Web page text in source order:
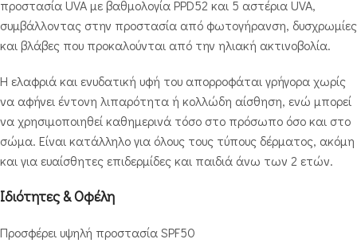
προστασία UVA με βαθμολογία PPD52 και 5 αστέρια UVA,
συμβάλλοντας στην προστασία από φωτογήρανση, δυσχρωμίες
και βλάβες που προκαλούνται από την ηλιακή ακτινοβολία.
Η ελαφριά και ενυδατική υφή του απορροφάται γρήγορα χωρίς
να αφήνει έντονη λιπαρότητα ή κολλώδη αίσθηση, ενώ μπορεί
να χρησιμοποιηθεί καθημερινά τόσο στο πρόσωπο όσο και στο
σώμα. Είναι κατάλληλο για όλους τους τύπους δέρματος, ακόμη
και για ευαίσθητες επιδερμίδες και παιδιά άνω των 2 ετών.
Ιδιότητες & Οφέλη
Προσφέρει υψηλή προστασία SPF50